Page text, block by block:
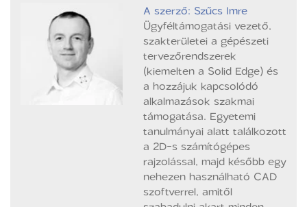
A szerző: Szűcs Imre
Ügyféltámogatási vezető,
szakterületei a gépészeti
tervezőrendszerek
(kiemelten a Solid Edge) és
a hozzájuk kapcsolódó
alkalmazások szakmai
támogatása. Egyetemi
tanulmányai alatt találkozott
a 2D-s számítógépes
rajzolással, majd később egy
nehezen használható CAD
szoftverrel, amitől